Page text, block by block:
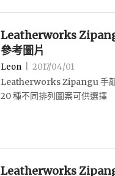
Leatherworks
參考圖片
Leon 2017/04/01
Leatherworks Zipangu 手
20 種不同排列圖案可供選擇
Leatherworks